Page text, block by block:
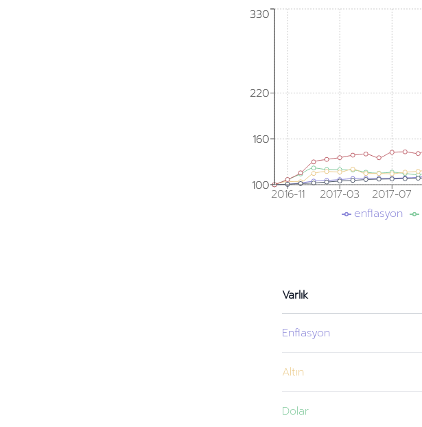
2016-11 2017-03 2017-07
100
160
220
330
100
160
220
330
enflasyon
Varlık
Enflasyon
Altın
Dolar